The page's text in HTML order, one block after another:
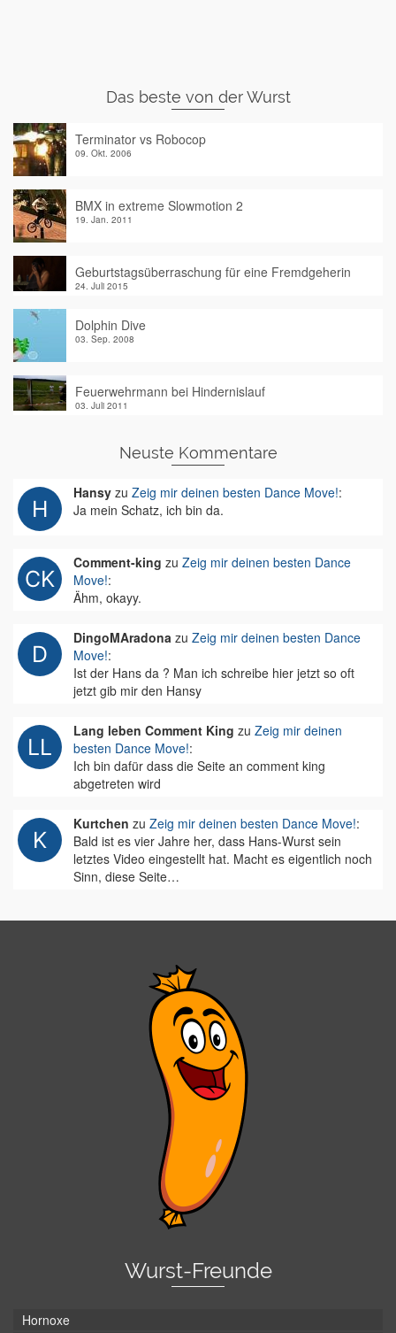
Das beste von der Wurst
Terminator vs Robocop
09. Okt. 2006
BMX in extreme Slowmotion 2
19. Jan. 2011
Geburtstagsüberraschung für eine Fremdgeherin
24. Juli 2015
Dolphin Dive
03. Sep. 2008
Feuerwehrmann bei Hindernislauf
03. Juli 2011
Neuste Kommentare
Hansy zu Zeig mir deinen besten Dance Move!:
Ja mein Schatz, ich bin da.
Comment-king zu Zeig mir deinen besten Dance
Move!:
Ähm, okayy.
DingoMAradona zu Zeig mir deinen besten Dance
Move!:
Ist der Hans da ? Man ich schreibe hier jetzt so oft
jetzt gib mir den Hansy
Lang leben Comment King zu Zeig mir deinen
besten Dance Move!:
Ich bin dafür dass die Seite an comment king
abgetreten wird
Kurtchen zu Zeig mir deinen besten Dance Move!:
Bald ist es vier Jahre her, dass Hans-Wurst sein
letztes Video eingestellt hat. Macht es eigentlich noch
Sinn, diese Seite…
Wurst-Freunde
Hornoxe